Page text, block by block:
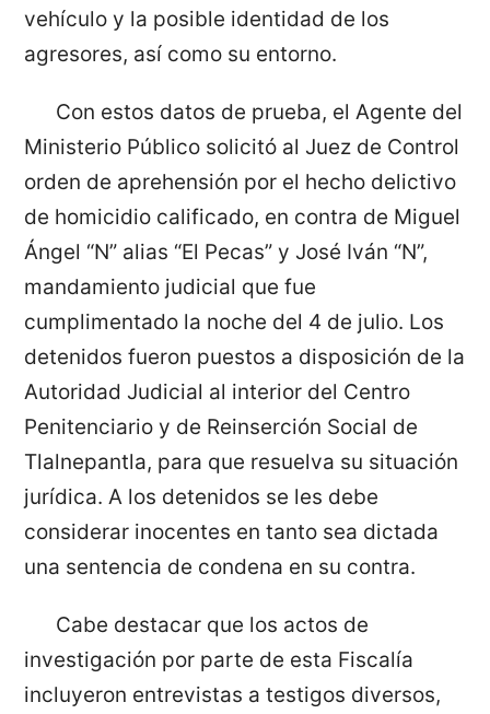
vehículo y la posible identidad de los
agresores, así como su entorno.
Con estos datos de prueba, el Agente del
Ministerio Público solicitó al Juez de Control
orden de aprehensión por el hecho delictivo
de homicidio calificado, en contra de Miguel
Ángel “N” alias “El Pecas” y José Iván “N”,
mandamiento judicial que fue
cumplimentado la noche del 4 de julio. Los
detenidos fueron puestos a disposición de la
Autoridad Judicial al interior del Centro
Penitenciario y de Reinserción Social de
Tlalnepantla, para que resuelva su situación
jurídica. A los detenidos se les debe
considerar inocentes en tanto sea dictada
una sentencia de condena en su contra.
Cabe destacar que los actos de
investigación por parte de esta Fiscalía
incluyeron entrevistas a testigos diversos,